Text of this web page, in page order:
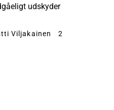
udskyder
Viljakainen 2